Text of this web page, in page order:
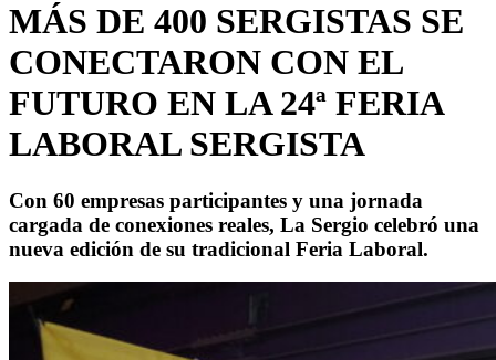
MÁS DE 400 SERGISTAS SE
CONECTARON CON EL
FUTURO EN LA 24ª FERIA
LABORAL SERGISTA
Con 60 empresas participantes y una jornada
cargada de conexiones reales, La Sergio celebró una
nueva edición de su tradicional Feria Laboral.